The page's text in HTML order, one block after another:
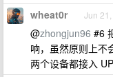
wheat0r Jun
@zhongjun96 #6
响，虽然原则上不
两个设备都接入